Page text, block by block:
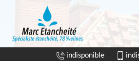
indisponible